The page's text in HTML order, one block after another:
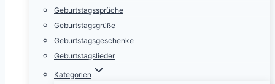
Geburtstagssprüche
Geburtstagsgrüße
Geburtstagsgeschenke
Geburtstagslieder
Kategorien